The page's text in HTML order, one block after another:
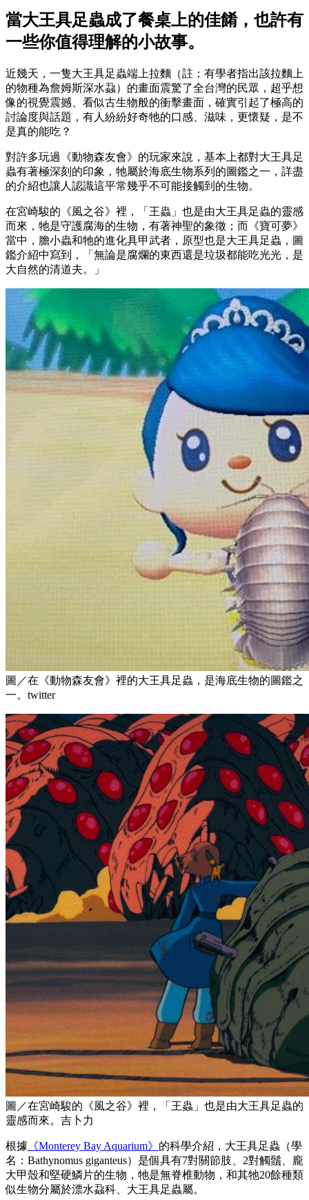
當大王具足蟲成了餐桌上的佳餚，也許有
一些你值得理解的小故事。
近幾天，一隻大王具足蟲端上拉麵（註：有學者指出該拉麵上
的物種為詹姆斯深水蝨）的畫面震驚了全台灣的民眾，超乎想
像的視覺震撼、看似古生物般的衝擊畫面，確實引起了極高的
討論度與話題，有人紛紛好奇牠的口感、滋味，更懷疑，是不
是真的能吃？
對許多玩過《動物森友會》的玩家來說，基本上都對大王具足
蟲有著極深刻的印象，牠屬於海底生物系列的圖鑑之一，詳盡
的介紹也讓人認識這平常幾乎不可能接觸到的生物。
在宮崎駿的《風之谷》裡，「王蟲」也是由大王具足蟲的靈感
而來，牠是守護腐海的生物，有著神聖的象徵；而《寶可夢》
當中，膽小蟲和牠的進化具甲武者，原型也是大王具足蟲，圖
鑑介紹中寫到，「無論是腐爛的東西還是垃圾都能吃光光，是
大自然的清道夫。」
圖／在《動物森友會》裡的大王具足蟲，是海底生物的圖鑑之
一。twitter
圖／在宮崎駿的《風之谷》裡，「王蟲」也是由大王具足蟲的
靈感而來。吉卜力
根據 《Monterey Bay Aquarium》 的科學介紹，大王具足蟲（學
名：Bathynomus giganteus）是個具有7對關節肢、2對觸鬚、龐
大甲殼和堅硬鱗片的生物，牠是無脊椎動物，和其牠20餘種類
似生物分屬於漂水蝨科、大王具足蟲屬。